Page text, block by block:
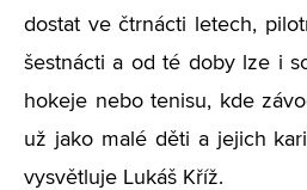
dostat ve čtrnácti letech,
šestnácti a od té doby lze i
hokeje nebo tenisu, kde
už jako malé děti a jejich
vysvětluje Lukáš Kříž.